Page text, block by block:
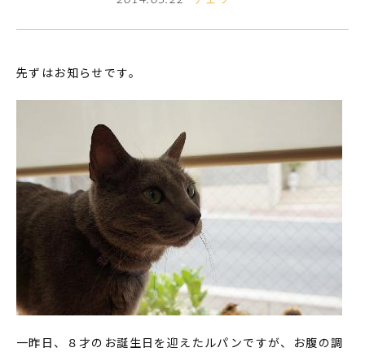
先ずはお知らせです。
一昨日、８才のお誕生日を迎えたルパンですが、お腹の調